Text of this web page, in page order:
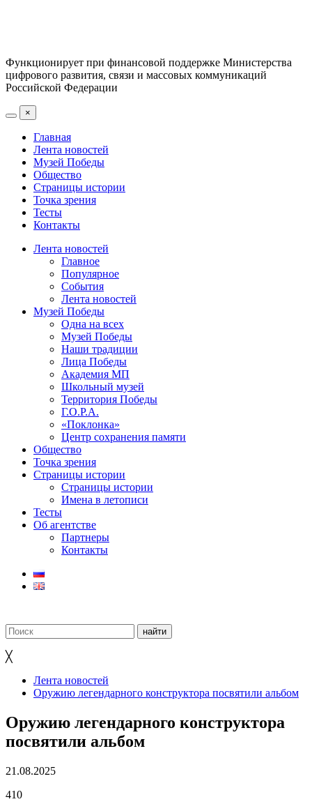
Функционирует при финансовой поддержке Министерства
цифрового развития, связи и массовых коммуникаций
Российской Федерации
×
Главная
Лента новостей
Музей Победы
Общество
Страницы истории
Точка зрения
Тесты
Контакты
Лента новостей
Главное
Популярное
События
Лента новостей
Музей Победы
Одна на всех
Музей Победы
Наши традиции
Лица Победы
Академия МП
Школьный музей
Территория Победы
Г.О.Р.А.
«Поклонка»
Центр сохранения памяти
Общество
Точка зрения
Страницы истории
Страницы истории
Имена в летописи
Тесты
Об агентстве
Партнеры
Контакты
╳
Лента новостей
Оружию легендарного конструктора посвятили альбом
Оружию легендарного конструктора
посвятили альбом
21.08.2025
410